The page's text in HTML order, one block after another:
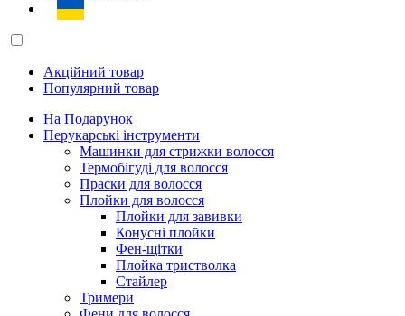
Акційний товар
Популярний товар
На Подарунок
Перукарські інструменти
Машинки для стрижки волосся
Термобігуді для волосся
Праски для волосся
Плойки для волосся
Плойки для завивки
Конусні плойки
Фен-щітки
Плойка тристволка
Стайлер
Тримери